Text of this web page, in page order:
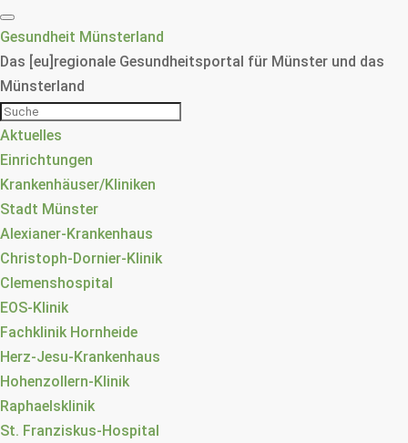
Gesundheit Münsterland
Das [eu]regionale Gesundheitsportal für Münster und das
Münsterland
Aktuelles
Einrichtungen
Krankenhäuser/Kliniken
Stadt Münster
Alexianer-Krankenhaus
Christoph-Dornier-Klinik
Clemenshospital
EOS-Klinik
Fachklinik Hornheide
Herz-Jesu-Krankenhaus
Hohenzollern-Klinik
Raphaelsklinik
St. Franziskus-Hospital